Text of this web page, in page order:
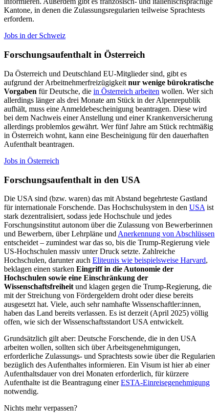
Kantone, in denen die Zulassungsregularien teilweise Sprachtests
erfordern.
Jobs in der Schweiz
Forschungsaufenthalt in Österreich
Da Österreich und Deutschland EU-Mitglieder sind, gibt es
aufgrund der Arbeitnehmerfreizügigkeit nur wenige bürokratische
Vorgaben für Deutsche, die in Österreich arbeiten wollen. Wer sich
allerdings länger als drei Monate am Stück in der Alpenrepublik
aufhält, muss eine Anmeldebescheinigung beantragen. Diese wird
bei dem Nachweis einer Anstellung und einer Krankenversicherung
allerdings problemlos gewährt. Wer fünf Jahre am Stück rechtmäßig
in Österreich wohnt, kann eine Bescheinigung für den dauerhaften
Aufenthalt beantragen.
Jobs in Österreich
Forschungsaufenthalt in den USA
Die USA sind (bzw. waren) das mit Abstand begehrteste Gastland
für internationale Forschende. Das Hochschulsystem in den USA ist
stark dezentralisiert, sodass jede Hochschule und jedes
Forschungsinstitut autonom über die Zulassung von Bewerberinnen
und Bewerbern, über Lehrpläne und Anerkennung von Abschlüssen
entscheidet – zumindest war das so, bis die Trump-Regierung viele
US-Hochschulen massiv unter Druck setzte. Zahlreiche
Hochschulen, darunter auch Eliteunis wie beispielsweise Harvard,
beklagen einen starken Eingriff in die Autonomie der
Hochschulen sowie eine Einschränkung der
Wissenschaftsfreiheit und klagen gegen die Trump-Regierung, die
mit der Streichung von Fördergeldern droht oder diese bereits
ausgesetzt hat. Viele, auch sehr namhafte Wissenschaftler:innen,
haben das Land bereits verlassen. Es ist derzeit (April 2025) völlig
offen, wie sich der Wissenschaftsstandort USA entwickelt.
Grundsätzlich gilt aber: Deutsche Forschende, die in den USA
arbeiten wollen, sollten sich über Arbeitsgenehmigungen,
erforderliche Zulassungs- und Sprachtests sowie über die Regularien
bezüglich des Aufenthaltes informieren. Ein Visum ist hier ab einer
Aufenthaltsdauer von drei Monaten erforderlich, für kürzere
Aufenthalte ist die Beantragung einerESTA-Einreisegenehmigung
notwendig.
Nichts mehr verpassen?